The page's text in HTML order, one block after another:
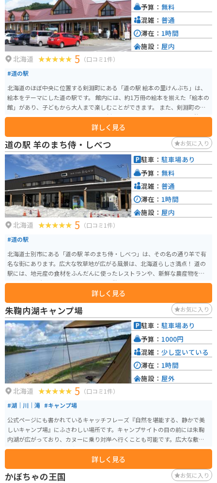
北海道 5 （口コミ1件）
#道の駅
北海道のほぼ中央に位置する剣淵町にある「道の駅 絵本の里けんぶち」は、
絵本をテーマにした道の駅です。 館内には、約1万冊の絵本を揃えた「絵本の
館」があり、子どもから大人まで楽しむことができます。 また、剣淵町の特
産品を販売するコーナーや、地元の食材を使ったレストランもあり、休憩に
ので安心です。 周辺には、美しい田園風景が広がっており、ツーリングにも
おすすめのエリアです。 剣淵町の特産品としては、絵本の里というだけあっ
て絵本に関連するグッズや、地元産の農産物を使った加工品などが人気で
す。 特に、剣淵町産の大豆を使用した豆腐や豆乳は、濃厚な味わいでおすす
めです。 道の駅 絵本の里けんぶちは、絵本の世界に浸りながら、地元の美味
しいものを楽しめる場所です。 北海道旅行の際は、ぜひ立ち寄ってみてくだ
さい。
詳しく見る
予算： 無料
混雑： 普通
滞在： 1時間
施設： 屋内
道の駅 羊のまち侍・しべつ お気に入り
北海道 5 （口コミ1件）
#道の駅
北海道士別市にある「道の駅 羊のまち侍・しべつ」は、その名の通り羊で有
名な街にあります。広大な牧草地が広がる風景は、北海道らしさ満点！ 道の
駅には、地元産の食材をふんだんに使ったレストランや、新鮮な農産物を販
売する直売所があり、ドライブ途中の休憩に最適です。特におすすめは、士
別産の羊肉を使ったジンギスカン。臭みが少なく、柔らかくジューシーな味
わいが楽しめます。また、ソフトクリームやチーズなどの乳製品も人気です。
バイクで訪れる際は、広々とした駐車場があるので安心です。道の駅周辺に
は、羊と触れ合える観光牧場や、雄大な自然を満喫できるキャンプ場など、
見どころもたくさんあります。士別市街地にも近く、宿泊施設や飲食店も充
実しているので、ツーリングの拠点としてもおすすめです。
詳しく見る
駐車： 駐車場あり
予算： 無料
混雑： 普通
滞在： 1時間
施設： 屋内
朱鞠内湖キャンプ場 お気に入り
北海道 5 （口コミ1件）
#湖｜川｜滝 #キャンプ場
公式ページにも書かれているキャッチフレーズ『自然を堪能する、静かで美
しいキャンプ場』にふさわしい場所です。キャンプサイトの目の前には朱鞠
内湖が広がっており、カヌーに乗り対岸へ行くことも可能です。広大な敷地
でありながら、野外灯が少ないため天気の良い日には星空を堪能できます。
連休にはソロキャンプを楽しむライダんから、カップルや家族連れのキャン
ピングカーや四輪駆動車がづらりとテントのそばに駐車しています。
詳しく見る
駐車： 駐車場あり
予算： 1000円
混雑： 少し空いている
滞在： 1時間
施設： 屋外
かぼちゃの王国 お気に入り